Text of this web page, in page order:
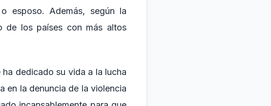
esposo. Además, según la
de los países con más altos
dedicado su vida a la lucha
en la denuncia de la violencia